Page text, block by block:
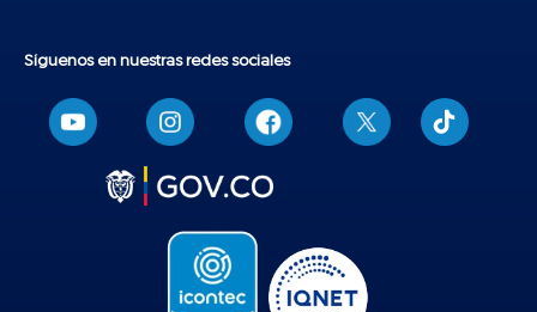
Síguenos en nuestras redes sociales
T
i
k